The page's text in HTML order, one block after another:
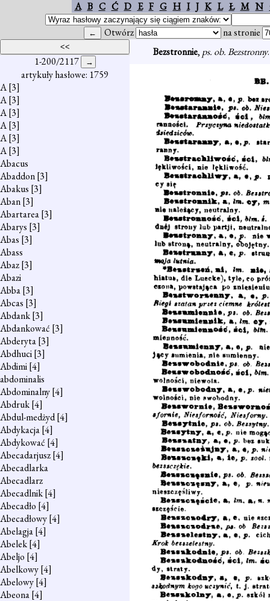
A B C Ć D E F G H I J K L Ł M N
Otwórz na stronie
1-200/2117
artykuły hasłowe: 1759
A[3]
A[3]
A[3]
A[3]
A[3]
A[3]
Abacus
Abaddon[3]
Abakus [3]
Aban[3]
Abartarea[3]
Abarys [3]
Abas [3]
Abass
Abaz[3]
Abazi
Abba[3]
Abcas [3]
Abdank[3]
Abdankować [3]
Abderyta[3]
Abdhuci[3]
Abdimi[4]
abdominalis
Abdominalny[4]
Abdruk[4]
Abdul-medżyd[4]
Abdykacja[4]
Abdykować [4]
Abecadarjusz[4]
Abecadlarka
Abecadlarz
Abecadlnik[4]
Abecadło [4]
Abecadłowy[4]
Abelagja[4]
Abelek[4]
Abeljo [4]
Abelkowy[4]
Abelowy[4]
Abeona[4]
Bezstronnie, ps. ob. Bezstronny.